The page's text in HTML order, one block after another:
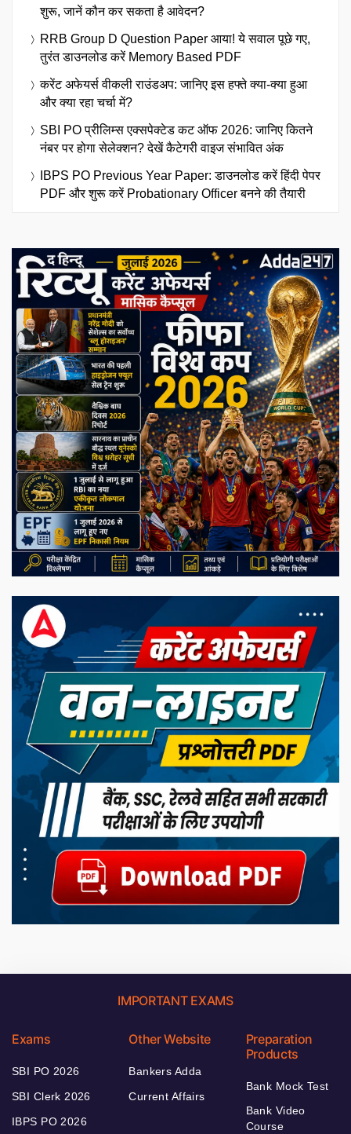
शुरू, जानें कौन कर सकता है आवेदन?
RRB Group D Question Paper आया! ये सवाल पूछे गए,
तुरंत डाउनलोड करें Memory Based PDF
करेंट अफेयर्स वीकली राउंडअप: जानिए इस हफ्ते क्या-क्या हुआ
और क्या रहा चर्चा में?
SBI PO प्रीलिम्स एक्सपेक्टेड कट ऑफ 2026: जानिए कितने
नंबर पर होगा सेलेक्शन? देखें कैटेगरी वाइज संभावित अंक
IBPS PO Previous Year Paper: डाउनलोड करें हिंदी पेपर
PDF और शुरू करें Probationary Officer बनने की तैयारी
IMPORTANT EXAMS
Exams
SBI PO 2026
SBI Clerk 2026
IBPS PO 2026
Other Website
Bankers Adda
Current Affairs
Preparation
Products
Bank Mock Test
Bank Video
Course